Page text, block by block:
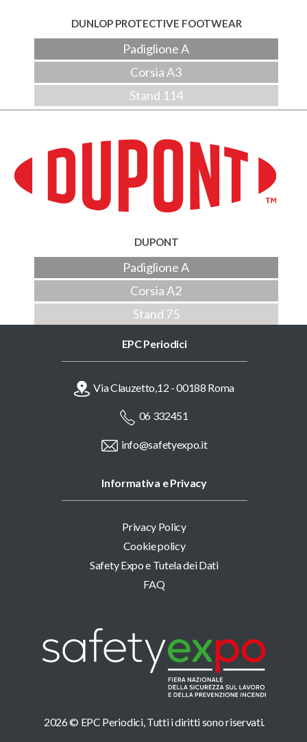
DUNLOP PROTECTIVE FOOTWEAR
Padiglione A
Corsia A3
Stand 114
DUPONT
Padiglione A
Corsia A2
Stand 75
2026 © EPC Periodici, Tutti i diritti sono riservati.
EPC Periodici
Via Clauzetto,12 - 00188 Roma
06 332451
info@safetyexpo.it
Informativa e Privacy
Privacy Policy
Cookie policy
Safety Expo e Tutela dei Dati
FAQ